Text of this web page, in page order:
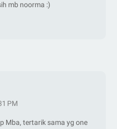
mb noorma :)
PM
Mba, tertarik sama yg one